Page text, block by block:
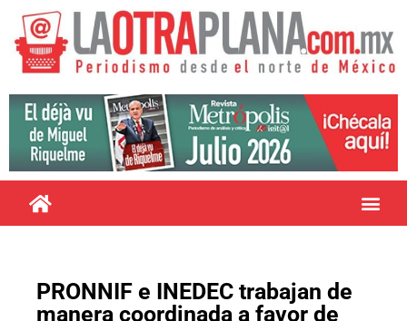
PRONNIF e INEDEC trabajan de
manera coordinada a favor de